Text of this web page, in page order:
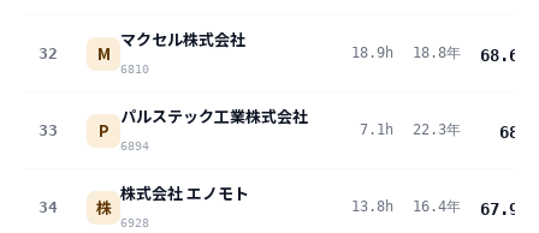
32 M
マクセル株式会社
6810
18.9h 18.8年 68.6
33 P
パルステック工業株式会社
6894
7.1h 22.3年 68
34 株
株式会社 エノモト
6928
13.8h 16.4年 67.9